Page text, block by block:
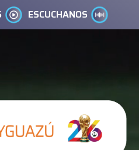
ESCUCHANOS